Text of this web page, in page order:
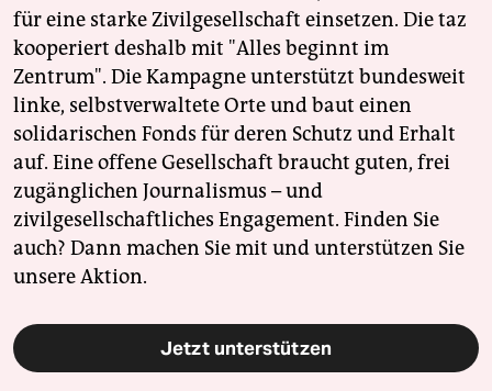
für eine starke Zivilgesellschaft einsetzen. Die taz
kooperiert deshalb mit "Alles beginnt im
Zentrum". Die Kampagne unterstützt bundesweit
linke, selbstverwaltete Orte und baut einen
solidarischen Fonds für deren Schutz und Erhalt
auf. Eine offene Gesellschaft braucht guten, frei
zugänglichen Journalismus – und
zivilgesellschaftliches Engagement. Finden Sie
auch? Dann machen Sie mit und unterstützen Sie
unsere Aktion.
Jetzt unterstützen